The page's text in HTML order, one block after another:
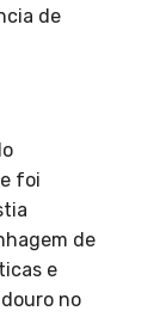
de
foi
de
e
no